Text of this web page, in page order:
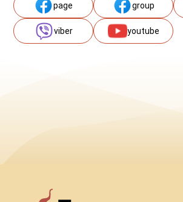
page group
viber youtube